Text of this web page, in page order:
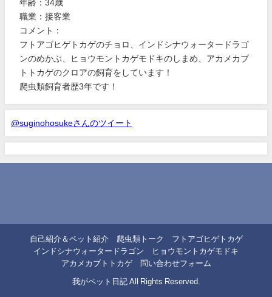
年齢：34歳
職業：接客業
コメント：
フトアゴヒゲトカゲのチョロ、インドシナウォータードラゴ
ンのめかぶ、ヒョウモントカゲモドキのしまめ、アカメカブ
トトカゲのクロアの飼育をしています！
爬虫類飼育者歴3年です！
@suginohosukeさんのツイート
自己紹介＆ペット紹介 爬虫類トーク
フトアゴヒゲトカゲ
インドシナウォータードラゴン
ヒョウモントカゲモドキ
アカメカブトトカゲ
問い合わせフォーム
我がペット日記 All Rights Reserved.